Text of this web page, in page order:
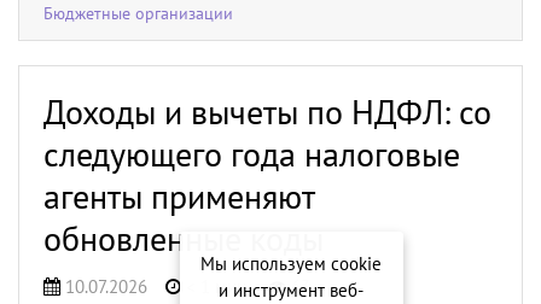
Бюджетные организации
Доходы и вычеты по НДФЛ: со
следующего года налоговые
агенты применяют
обновленные коды
10.07.2026 < 1 мин. 63
Мы используем cookie
и инструмент веб-